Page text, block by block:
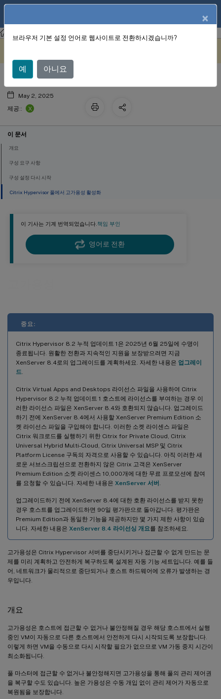
Citrix Hypervisor 8.2
이 기사는 기계 번역되었습니다.책임 부인
영어로 전환
중요:
Citrix Hypervisor 8.2 누적 업데이트 1은 2025년 6월 25일에 수명이
종료됩니다. 원활한 전환과 지속적인 지원을 보장받으려면 지금
XenServer 8.4로의 업그레이드를 계획하세요. 자세한 내용은 업그레이
드
Citrix Virtual Apps and Desktops 라이선스 파일을 사용하여 Citrix
Hypervisor 8.2 누적 업데이트 1 호스트에 라이선스를 부여하는 경우 이
러한 라이선스 파일은 XenServer 8.4와 호환되지 않습니다. 업그레이드
하기 전에 XenServer 8.4에서 사용할 XenServer Premium Edition 소
켓 라이선스 파일을 구입해야 합니다. 이러한 소켓 라이센스 파일은
Citrix 워크로드를 실행하기 위한 Citrix for Private Cloud, Citrix
Universal Hybrid Multi-Cloud, Citrix Universal MSP 및 Citrix
Platform License 구독의 자격으로 사용할 수 있습니다. 아직 이러한 새
로운 서브스크립션으로 전환하지 않은 Citrix 고객은 XenServer
Premium Edition 소켓 라이센스 10,000개에 대한 무료 프로모션에 참여
를 요청할 수 있습니다. 자세한 내용은 XenServer 서버
업그레이드하기 전에 XenServer 8.4에 대한 호환 라이선스를 받지 못한
경우 호스트를 업그레이드하면 90일 평가판으로 돌아갑니다. 평가판은
Premium Edition과 동일한 기능을 제공하지만 몇 가지 제한 사항이 있습
니다. 자세한 내용은 XenServer 8.4 라이선싱 개요를 참조하세요.
고가용성은 Citrix Hypervisor 서버를 중단시키거나 접근할 수 없게 만드는 문
제를 미리 계획하고 안전하게 복구하도록 설계된 자동 기능 세트입니다. 예를 들
어, 네트워크가 물리적으로 중단되거나 호스트 하드웨어에 오류가 발생하는 경
우입니다.
개요
고가용성은 호스트에 접근할 수 없거나 불안정해질 경우 해당 호스트에서 실행
중인 VM이 자동으로 다른 호스트에서 안전하게 다시 시작되도록 보장합니다.
이렇게 하면 VM을 수동으로 다시 시작할 필요가 없으므로 VM 가동 중지 시간이
최소화됩니다.
풀 마스터에 접근할 수 없거나 불안정해지면 고가용성을 통해 풀의 관리 제어권
을 복구할 수도 있습니다. 높은 가용성은 수동 개입 없이 관리 제어가 자동으로
복원됨을 보장합니다.
고가용성
May 2, 2025
제공::
X
이 문서
개요
구성 요구 사항
구성 설정 다시 시작
Citrix Hypervisor 풀에서 고가용성 활성화
×
브라우저 기본 설정 언어로 웹사이트로 전환하시겠습니까?
예 아니요